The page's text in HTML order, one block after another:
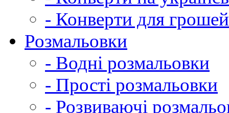
- Конверти для грошей
Розмальовки
- Водні розмальовки
- Прості розмальовки
- Розвиваючі